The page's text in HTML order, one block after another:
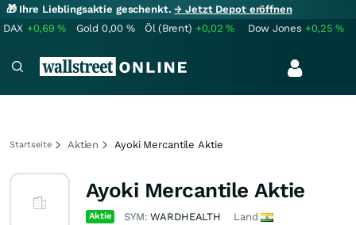
🎁 Ihre Lieblingsaktie geschenkt.→ Jetzt Depot eröffnen
DAX +0,69% Gold 0,00 % Öl (Brent) +0,02% Dow Jones +0,25%
Startseite Aktien Ayoki Mercantile Aktie
Ayoki Mercantile Aktie
Aktie SYM:WARDHEALTH Land